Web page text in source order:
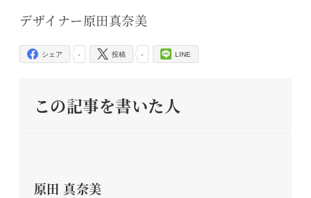
デザイナー原田真奈美
-
シェア -
投稿 LINE
この記事を書いた人
原田 真奈美